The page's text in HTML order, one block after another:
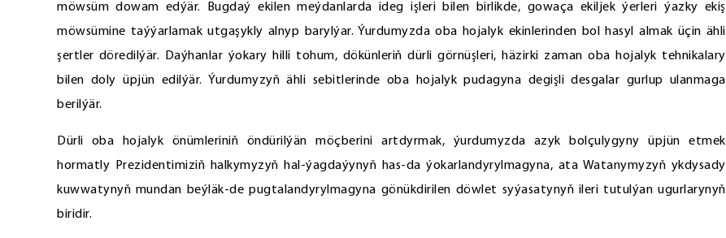
möwsüm dowam edýär. Bugdaý ekilen meýdanlarda ideg işleri bilen birlikde, gowaça ekiljek ýerleri ýazky ekiş
möwsümine taýýarlamak utgaşykly alnyp barylýar. Ýurdumyzda oba hojalyk ekinlerinden bol hasyl almak üçin ähli
şertler döredilýär. Daýhanlar ýokary hilli tohum, dökünleriň dürli görnüşleri, häzirki zaman oba hojalyk tehnikalary
bilen doly üpjün edilýär. Ýurdumyzyň ähli sebitlerinde oba hojalyk pudagyna degişli desgalar gurlup ulanmaga
berilýär.
Dürli oba hojalyk önümleriniň öndürilýän möçberini artdyrmak, ýurdumyzda azyk bolçulygyny üpjün etmek
hormatly Prezidentimiziň halkymyzyň hal-ýagdaýynyň has-da ýokarlandyrylmagyna, ata Watanymyzyň ykdysady
kuwwatynyň mundan beýläk-de pugtalandyrylmagyna gönükdirilen döwlet syýasatynyň ileri tutulýan ugurlarynyň
biridir.